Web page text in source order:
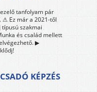
tanfolyam pár
⚠ Ez már a 2021-től
szakmai
és család mellett
▶
KÉPZÉS